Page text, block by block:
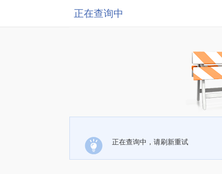
正在查询中
正在查询中，请刷新重试